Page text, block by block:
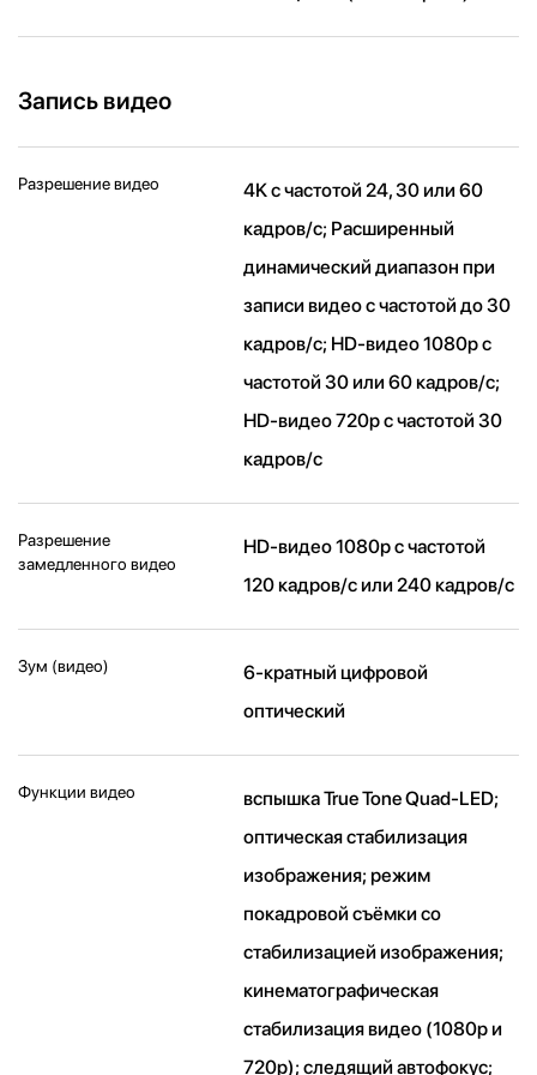
Запись видео
Разрешение видео
4K с частотой 24, 30 или 60
кадров/ с; Расширенный
динамический диапазон при
записи видео с частотой до 30
кадров/ с; HD-видео 1080p с
частотой 30 или 60 кадров/ с;
HD-видео 720p с частотой 30
кадров/ с
Разрешение
замедленного видео
HD-видео 1080р c частотой
120 кадров/ с или 240 кадров/ с
Зум (видео)
6-кратный цифровой
оптический
Функции видео
вспышка True Tone Quad-LED;
оптическая стабилизация
изображения; режим
покадровой съёмки со
стабилизацией изображения;
кинематографическая
стабилизация видео (1080p и
720p); следящий автофокус;